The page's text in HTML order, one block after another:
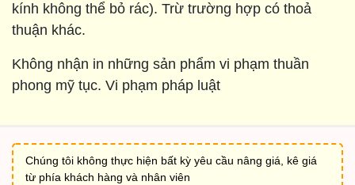
kính không thể bỏ rác). Trừ trường hợp có thoả
thuận khác.
Không nhận in những sản phẩm vi phạm thuần
phong mỹ tục. Vi phạm pháp luật
Chúng tôi không thực hiện bất kỳ yêu cầu nâng giá, kê giá
từ phía khách hàng và nhân viên